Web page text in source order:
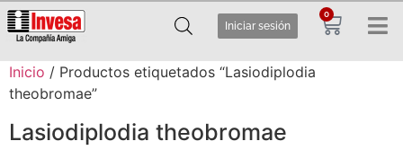
Iniciar sesión
0
Inicio / Productos etiquetados “Lasiodiplodia
theobromae”
Lasiodiplodia theobromae